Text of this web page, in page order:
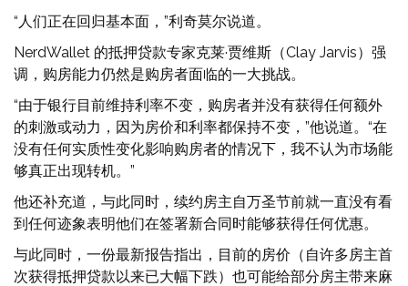
“人们正在回归基本面，”利奇莫尔说道。
NerdWallet 的抵押贷款专家克莱·贾维斯（Clay Jarvis）强
调，购房能力仍然是购房者面临的一大挑战。
“由于银行目前维持利率不变，购房者并没有获得任何额外
的刺激或动力，因为房价和利率都保持不变，”他说道。“在
没有任何实质性变化影响购房者的情况下，我不认为市场能
够真正出现转机。”
他还补充道，与此同时，续约房主自万圣节前就一直没有看
到任何迹象表明他们在签署新合同时能够获得任何优惠。
与此同时，一份最新报告指出，目前的房价（自许多房主首
次获得抵押贷款以来已大幅下跌）也可能给部分房主带来麻